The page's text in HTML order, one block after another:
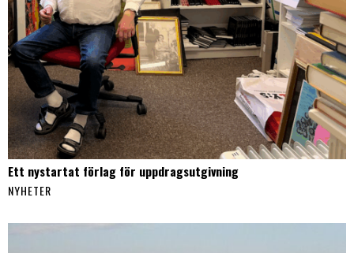
Ett nystartat förlag för uppdragsutgivning
NYHETER